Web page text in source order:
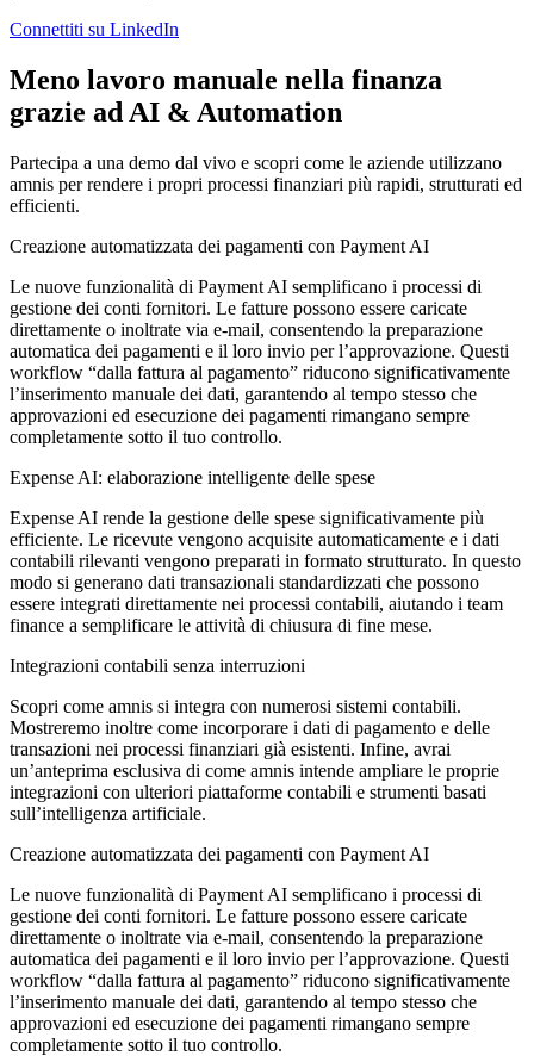
Connettiti su LinkedIn
Meno lavoro manuale nella finanza
grazie ad AI & Automation
Partecipa a una demo dal vivo e scopri come le aziende utilizzano
amnis per rendere i propri processi finanziari più rapidi, strutturati ed
efficienti.
Creazione automatizzata dei pagamenti con Payment AI
Le nuove funzionalità di Payment AI semplificano i processi di
gestione dei conti fornitori. Le fatture possono essere caricate
direttamente o inoltrate via e-mail, consentendo la preparazione
automatica dei pagamenti e il loro invio per l’approvazione. Questi
workflow “dalla fattura al pagamento” riducono significativamente
l’inserimento manuale dei dati, garantendo al tempo stesso che
approvazioni ed esecuzione dei pagamenti rimangano sempre
completamente sotto il tuo controllo.
Expense AI: elaborazione intelligente delle spese
Expense AI rende la gestione delle spese significativamente più
efficiente. Le ricevute vengono acquisite automaticamente e i dati
contabili rilevanti vengono preparati in formato strutturato. In questo
modo si generano dati transazionali standardizzati che possono
essere integrati direttamente nei processi contabili, aiutando i team
finance a semplificare le attività di chiusura di fine mese.
Integrazioni contabili senza interruzioni
Scopri come amnis si integra con numerosi sistemi contabili.
Mostreremo inoltre come incorporare i dati di pagamento e delle
transazioni nei processi finanziari già esistenti. Infine, avrai
un’anteprima esclusiva di come amnis intende ampliare le proprie
integrazioni con ulteriori piattaforme contabili e strumenti basati
sull’intelligenza artificiale.
Creazione automatizzata dei pagamenti con Payment AI
Le nuove funzionalità di Payment AI semplificano i processi di
gestione dei conti fornitori. Le fatture possono essere caricate
direttamente o inoltrate via e-mail, consentendo la preparazione
automatica dei pagamenti e il loro invio per l’approvazione. Questi
workflow “dalla fattura al pagamento” riducono significativamente
l’inserimento manuale dei dati, garantendo al tempo stesso che
approvazioni ed esecuzione dei pagamenti rimangano sempre
completamente sotto il tuo controllo.